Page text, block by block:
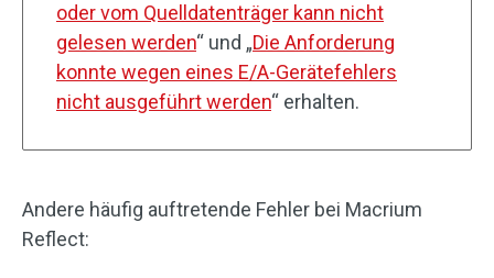
oder vom Quelldatenträger kann nicht
gelesen werden“ und „Die Anforderung
konnte wegen eines E/A-Gerätefehlers
nicht ausgeführt werden“ erhalten.
Andere häufig auftretende Fehler bei Macrium
Reflect: